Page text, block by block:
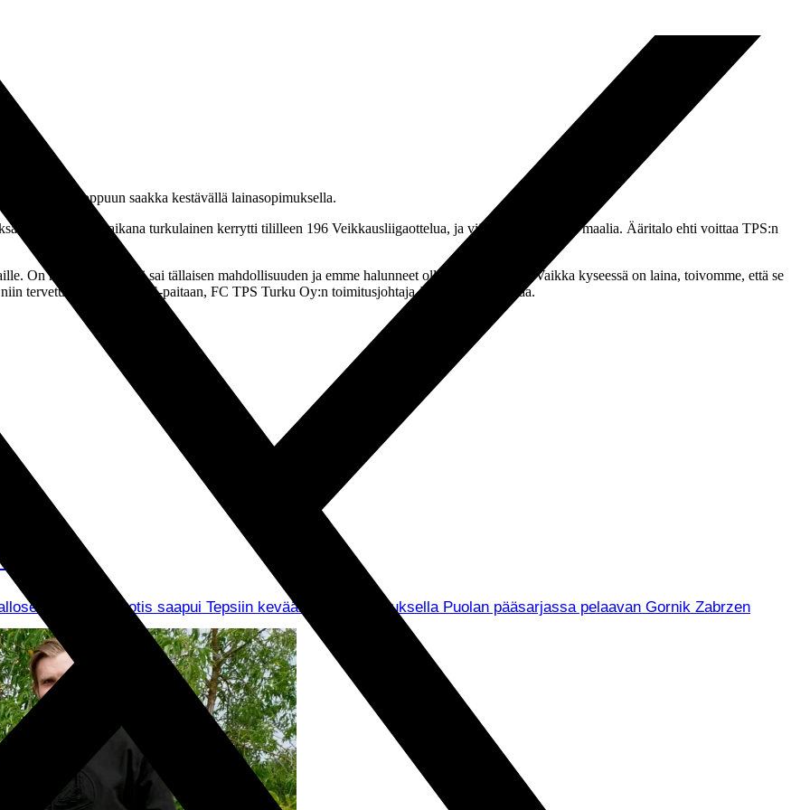
kesäkuun loppuun saakka kestävällä lainasopimuksella.
kautta, joiden aikana turkulainen kerrytti tililleen 196 Veikkausliigaottelua, ja viimeisteli niissä 47 maalia. Ääritalo ehti voittaa TPS:n
On hienoa, että Ärtsi sai tällaisen mahdollisuuden ja emme halunneet olla siirron esteenä. Vaikka kyseessä on laina, toivomme, että se
tervetuloa takaisin TPS-paitaan, FC TPS Turku Oy:n toimitusjohtaja Juha Reini toivottaa.
Tsirigotis saapui Tepsiin keväällä lainasopimuksella Puolan pääsarjassa pelaavan Gornik Zabrzen